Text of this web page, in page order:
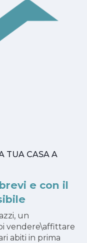
TUA CASA A
e con il
un
vendere\affittare
abiti in prima